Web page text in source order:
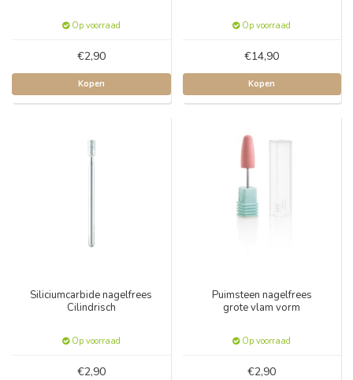
Op voorraad
€2,90
Kopen
Op voorraad
€14,90
Kopen
Siliciumcarbide nagelfrees
Cilindrisch
Op voorraad
€2,90
Puimsteen nagelfrees
grote vlam vorm
Op voorraad
€2,90